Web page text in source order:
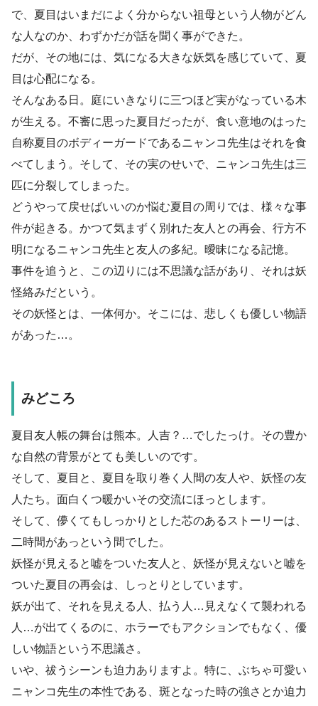
で、夏目はいまだによく分からない祖母という人物がどん
な人なのか、わずかだが話を聞く事ができた。
だが、その地には、気になる大きな妖気を感じていて、夏
目は心配になる。
そんなある日。庭にいきなりに三つほど実がなっている木
が生える。不審に思った夏目だったが、食い意地のはった
自称夏目のボディーガードであるニャンコ先生はそれを食
べてしまう。そして、その実のせいで、ニャンコ先生は三
匹に分裂してしまった。
どうやって戻せばいいのか悩む夏目の周りでは、様々な事
件が起きる。かつて気まずく別れた友人との再会、行方不
明になるニャンコ先生と友人の多紀。曖昧になる記憶。
事件を追うと、この辺りには不思議な話があり、それは妖
怪絡みだという。
その妖怪とは、一体何か。そこには、悲しくも優しい物語
があった…。
みどころ
夏目友人帳の舞台は熊本。人吉？…でしたっけ。その豊か
な自然の背景がとても美しいのです。
そして、夏目と、夏目を取り巻く人間の友人や、妖怪の友
人たち。面白くつ暖かいその交流にほっとします。
そして、儚くてもしっかりとした芯のあるストーリーは、
二時間があっという間でした。
妖怪が見えると嘘をついた友人と、妖怪が見えないと嘘を
ついた夏目の再会は、しっとりとしています。
妖が出て、それを見える人、払う人…見えなくて襲われる
人…が出てくるのに、ホラーでもアクションでもなく、優
しい物語という不思議さ。
いや、祓うシーンも迫力ありますよ。特に、ぶちゃ可愛い
ニャンコ先生の本性である、斑となった時の強さとか迫力